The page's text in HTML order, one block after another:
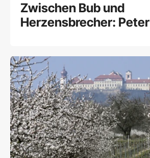
Zwischen Bub und
Herzensbrecher: Peter